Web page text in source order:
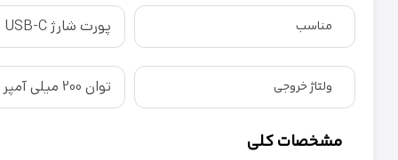
مناسب پورت شارژ USB-C
ولتاژ خروجی توان 200 میلی آمپر تا 5 آمپر
مشخصات کلی